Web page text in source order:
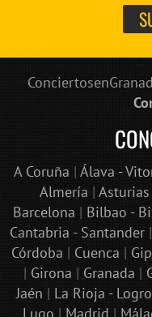
A Coruña | Álava -
Almería | Asturias
Barcelona | Bilbao -
Cantabria - Santander|
Córdoba | Cuenca |
| Girona | Granada |
Jaén | La Rioja -